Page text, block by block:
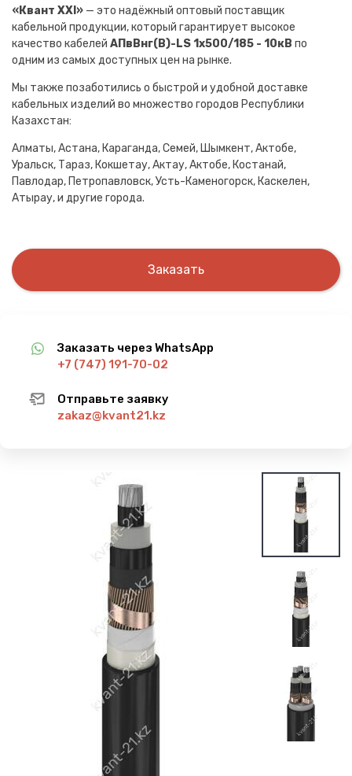
«Квант XXI» — это надёжный оптовый поставщик
кабельной продукции, который гарантирует высокое
качество кабелей АПвВнг(B)-LS 1х500/185 - 10кВ по
одним из самых доступных цен на рынке.
Мы также позаботились о быстрой и удобной доставке
кабельных изделий во множество городов Республики
Казахстан:
Алматы, Астана, Караганда, Семей, Шымкент, Актобе,
Уральск, Тараз, Кокшетау, Актау, Актобе, Костанай,
Павлодар, Петропавловск, Усть-Каменогорск, Каскелен,
Атырау, и другие города.
Заказать
Заказать через WhatsApp
+7 (747) 191-70-02
Отправьте заявку
zakaz@kvant21.kz